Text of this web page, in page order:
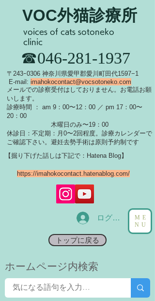
VOC外猫診療所
​☎046-281-1937
​〒243ｰ0306 神奈川県愛甲郡愛川町田代1597−1
E-mail: imahokocontact@vocsotoneko.com
​メールでの診察受付はしておりません。お電話お願
いします。
診療時間 ： am 9：00〜12：00 ／ pm 17：00〜
20：00
木曜日のみ〜19：00
休診日：不定期：月0〜2回程度。診療カレンダーで
ご確認下さい。 ​避妊去勢手術は原則予約制です
voices of cats sotoneko
clinic
ログイン
トップに戻る
ME
NU
https://imahokocontact.hatenablog.com/
【掘り下げた話しは下記で：Hatena Blog】
​ホームページ内検索